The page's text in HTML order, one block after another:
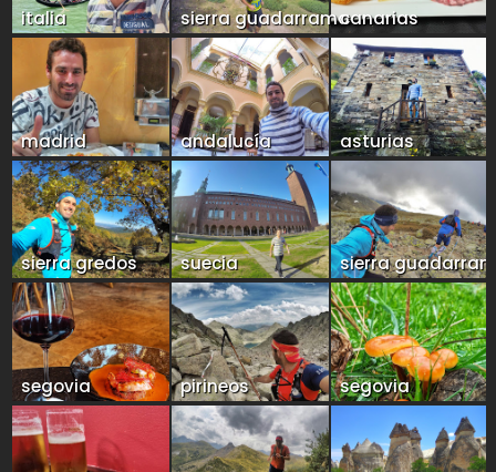
italia
madrid
sierra gredos
segovia
sierra guadarrama
andalucía
suecia
pirineos
canarias
asturias
sierra
segovia